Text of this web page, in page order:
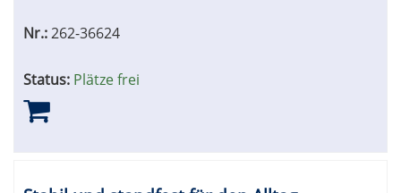
Nr.:262-36624
Status: Plätze frei